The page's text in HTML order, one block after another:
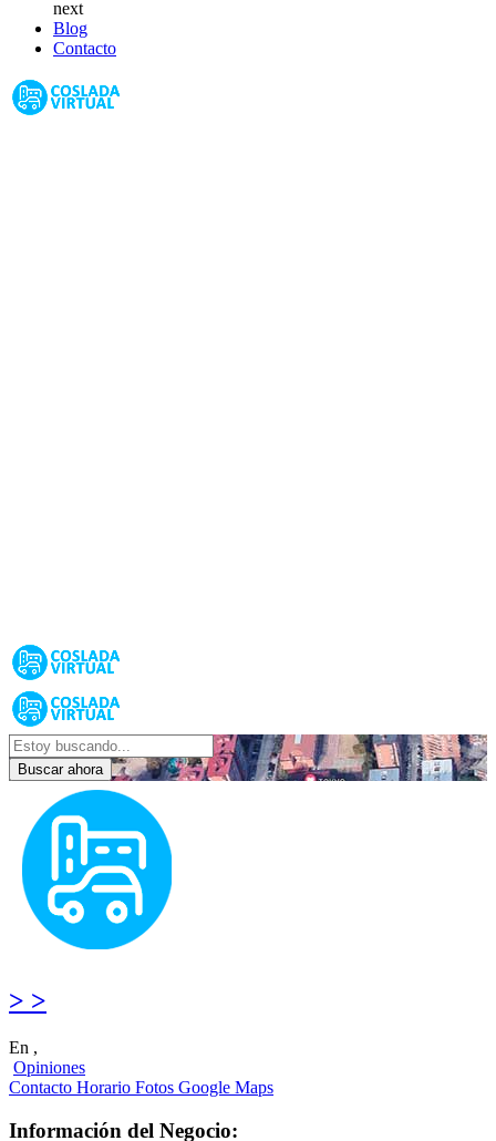
next
Blog
Contacto
Buscar ahora
> >
En ,
Opiniones
Contacto Horario Fotos Google Maps
Información del Negocio: